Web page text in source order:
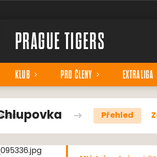
PRAGUE TIGERS
KLUB PRO ČLENY EXTRALIGA
Přehled